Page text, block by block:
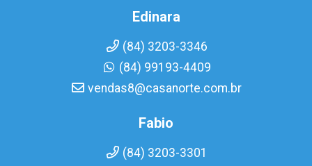
Edinara
(84) 3203-3346
(84) 99193-4409
vendas8@casanorte.com.br
Fabio
(84) 3203-3301